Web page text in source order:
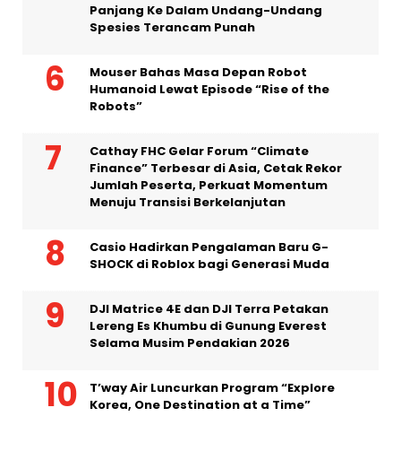
NABR: Untuk Kedua Kalinya, Dinas
Aktivis Untuk Mencantumkan Monyet Ekor
Panjang Ke Dalam Undang-Undang
Spesies Terancam Punah
Mouser Bahas Masa Depan Robot
Humanoid Lewat Episode “Rise of the
Robots”
Finance” Terbesar di Asia, Cetak Rekor
Jumlah Peserta, Perkuat Momentum
Casio Hadirkan Pengalaman Baru G-
SHOCK di Roblox bagi Generasi Muda
DJI Matrice 4E dan DJI Terra Petakan
Lereng Es Khumbu di Gunung Everest